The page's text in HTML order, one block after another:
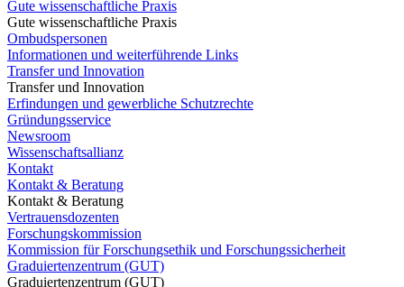
Gute wissenschaftliche Praxis
Gute wissenschaftliche Praxis
Ombudspersonen
Informationen und weiterführende Links
Transfer und Innovation
Transfer und Innovation
Erfindungen und gewerbliche Schutzrechte
Gründungsservice
Newsroom
Wissenschaftsallianz
Kontakt
Kontakt & Beratung
Kontakt & Beratung
Vertrauensdozenten
Forschungskommission
Kommission für Forschungsethik und Forschungssicherheit
Graduiertenzentrum (GUT)
Graduiertenzentrum (GUT)